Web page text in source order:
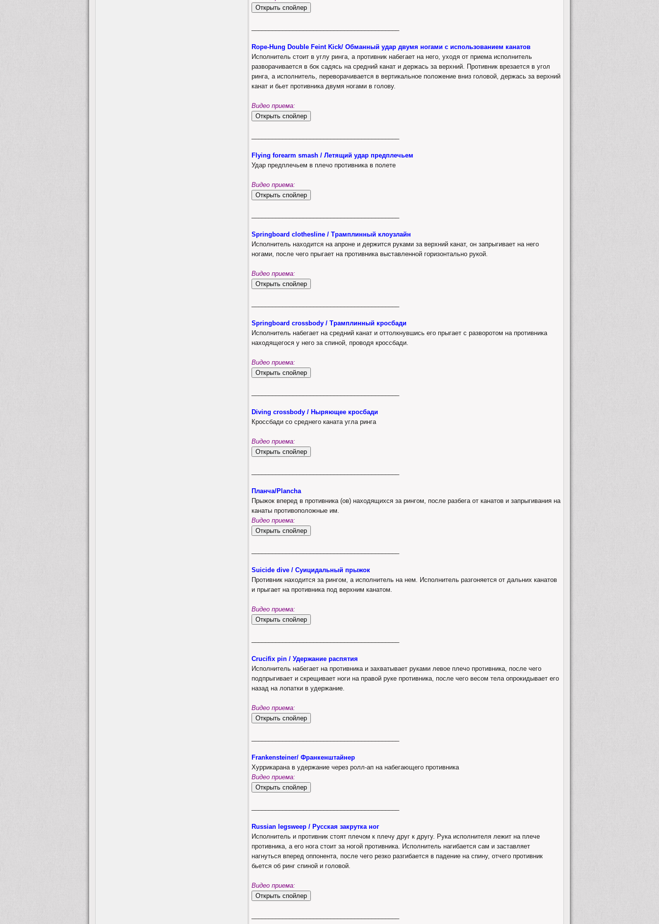
Rope-Hung Double Feint Kick/ Обманный удар двумя ногами с использованием канатов
Исполнитель стоит в углу ринга, а противник набегает на него, уходя от приема исполнитель
разворачивается в бок садясь на средний канат и держась за верхний. Противник врезается в угол
ринга, а исполнитель, переворачивается в вертикальное положение вниз головой, держась за верхний
канат и бьет противника двумя ногами в голову.
Видео приема:
Flying forearm smash / Летящий удар предплечьем
Удар предплечьем в плечо противника в полете
Видео приема:
Springboard clothesline / Трамплинный клоузлайн
Исполнитель находится на апроне и держится руками за верхний канат, он запрыгивает на него
ногами, после чего прыгает на противника выставленной горизонтально рукой.
Видео приема:
Springboard crossbody / Трамплинный кросбади
Исполнитель набегает на средний канат и оттолкнувшись его прыгает с разворотом на противника
находящегося у него за спиной, проводя кроссбади.
Видео приема:
Diving crossbody / Ныряющее кросбади
Кроссбади со среднего каната угла ринга
Видео приема:
Планча/Plancha
Прыжок вперед в противника (ов) находящихся за рингом, после разбега от канатов и запрыгивания на
канаты противоположные им.
Видео приема:
Suicide dive / Суицидальный прыжок
Противник находится за рингом, а исполнитель на нем. Исполнитель разгоняется от дальних канатов
и прыгает на противника под верхним канатом.
Видео приема:
Crucifix pin / Удержание распятия
Исполнитель набегает на противника и захватывает руками левое плечо противника, после чего
подпрыгивает и скрещивает ноги на правой руке противника, после чего весом тела опрокидывает его
назад на лопатки в удержание.
Видео приема:
Frankensteiner/ Франкенштайнер
Хуррикарана в удержание через ролл-ап на набегающего противника
Видео приема:
Russian legsweep / Русская закрутка ног
Исполнитель и противник стоят плечом к плечу друг к другу. Рука исполнителя лежит на плече
противника, а его нога стоит за ногой противника. Исполнитель нагибается сам и заставляет
нагнуться вперед оппонента, после чего резко разгибается в падение на спину, отчего противник
бьется об ринг спиной и головой.
Видео приема: